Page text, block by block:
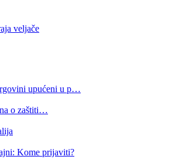
veljače
upućeni u p…
o zaštiti…
Kome prijaviti?